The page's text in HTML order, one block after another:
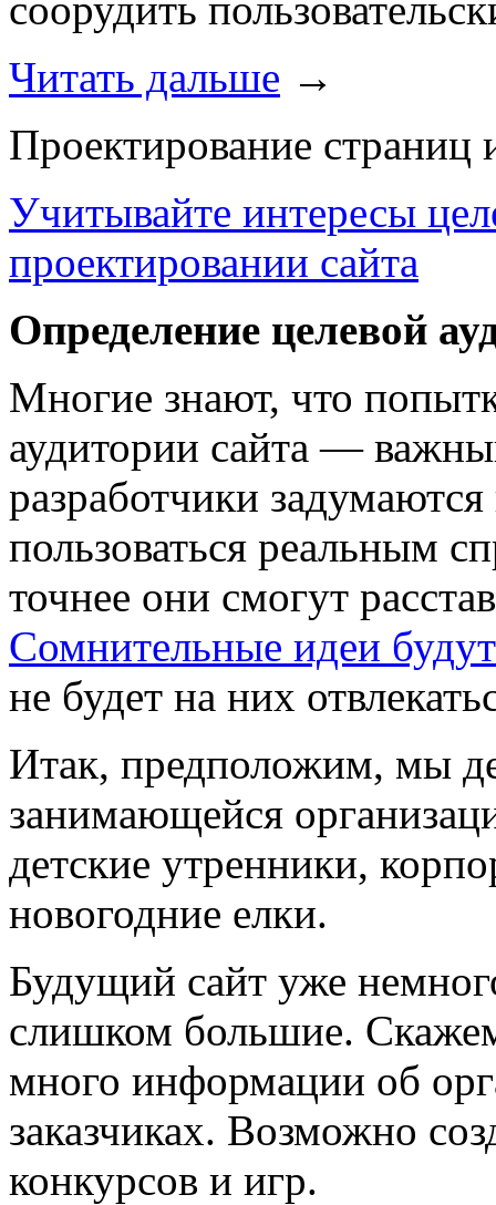
Читать дальше →
Проектирование страниц
Учитывайте интересы
проектировании сайта
Определение целевой
Многие знают, что
аудитории сайта —
разработчики
пользоваться реальным
точнее они смогут
Сомнительные идеи
не будет на них
Итак, предположим, мы
занимающейся
детские утренники,
новогодние елки.
Будущий сайт уже
слишком большие.
много информации об
заказчиках. Возможно
конкурсов и игр.